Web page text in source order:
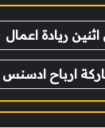
اثنين ريادة اعمال
ارباح ادسنس